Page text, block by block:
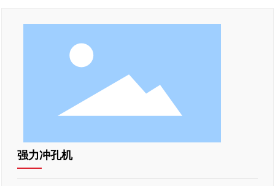
强力冲孔机